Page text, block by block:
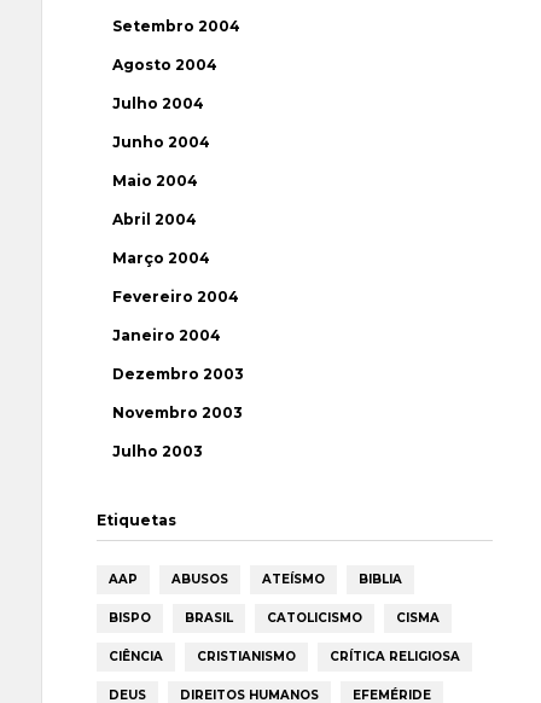
Setembro 2004
Agosto 2004
Julho 2004
Junho 2004
Maio 2004
Abril 2004
Março 2004
Fevereiro 2004
Janeiro 2004
Dezembro 2003
Novembro 2003
Julho 2003
Etiquetas
AAP ABUSOS ATEÍSMO BIBLIA
BISPO BRASIL CATOLICISMO CISMA
CIÊNCIA CRISTIANISMO CRÍTICA RELIGIOSA
DEUS DIREITOS HUMANOS EFEMÉRIDE